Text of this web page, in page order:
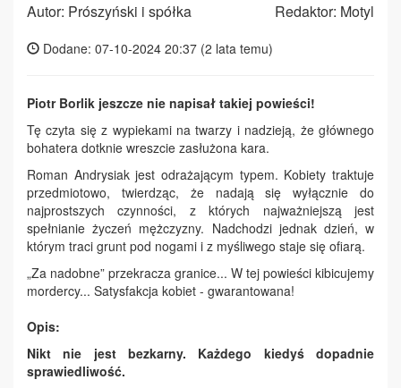
Autor: Prószyński i spółka Redaktor: Motyl
Dodane: 07-10-2024 20:37 (2 lata temu)
Piotr Borlik jeszcze nie napisał takiej powieści!
Tę czyta się z wypiekami na twarzy i nadzieją, że głównego
bohatera dotknie wreszcie zasłużona kara.
Roman Andrysiak jest odrażającym typem. Kobiety traktuje
przedmiotowo, twierdząc, że nadają się wyłącznie do
najprostszych czynności, z których najważniejszą jest
spełnianie życzeń mężczyzny. Nadchodzi jednak dzień, w
którym traci grunt pod nogami i z myśliwego staje się ofiarą.
„Za nadobne” przekracza granice... W tej powieści kibicujemy
mordercy... Satysfakcja kobiet - gwarantowana!
Opis:
Nikt nie jest bezkarny. Każdego kiedyś dopadnie
sprawiedliwość.